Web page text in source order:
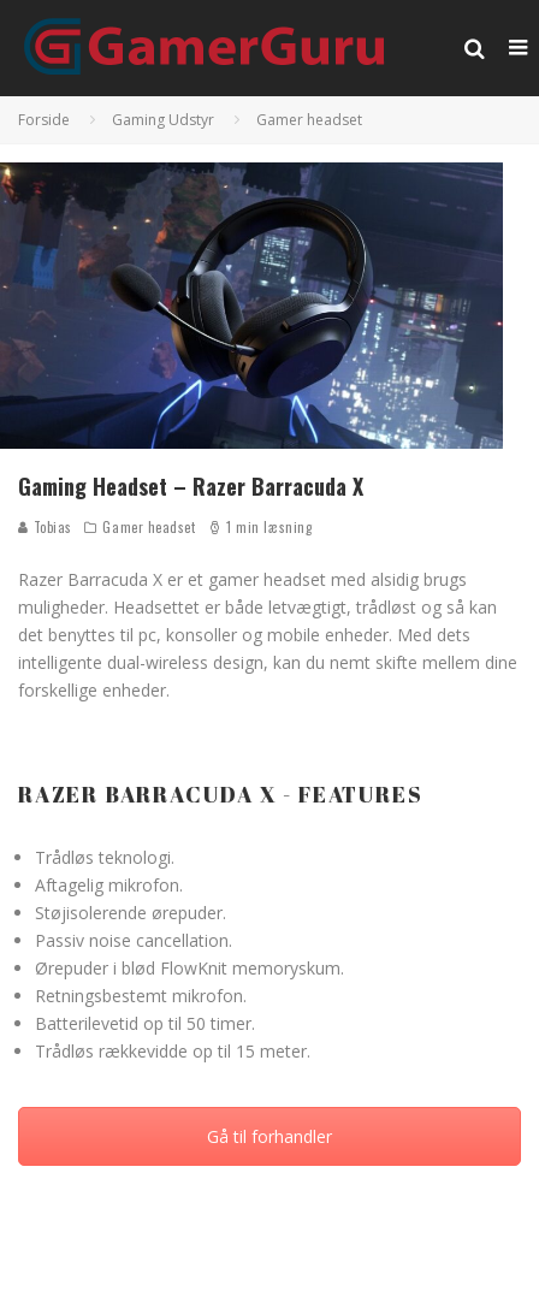
Forside Gaming Udstyr Gamer headset
Gaming Headset – Razer Barracuda X
Tobias Gamer headset 1 min læsning
Razer Barracuda X er et gamer headset med alsidig brugs
muligheder. Headsettet er både letvægtigt, trådløst og så kan
det benyttes til pc, konsoller og mobile enheder. Med dets
intelligente dual-wireless design, kan du nemt skifte mellem dine
forskellige enheder.
RAZER BARRACUDA X - FEATURES
Trådløs teknologi.
Aftagelig mikrofon.
Støjisolerende ørepuder.
Passiv noise cancellation.
Ørepuder i blød FlowKnit memoryskum.
Retningsbestemt mikrofon.
Batterilevetid op til 50 timer.
Trådløs rækkevidde op til 15 meter.
Gå til forhandler